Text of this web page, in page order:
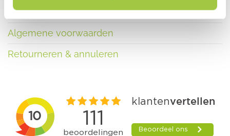
Privacy policy
Algemene voorwaarden
Retourneren & annuleren